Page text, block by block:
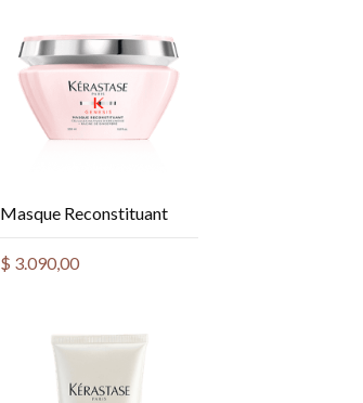
Masque Reconstituant
$ 3.090,00